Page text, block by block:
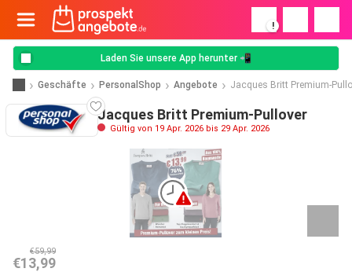
!
Laden Sie unsere App herunter 📲
Geschäfte PersonalShop Angebote Jacques Britt Premium-
Jacques Britt Premium-Pullover
Gültig von 19 Apr. 2026 bis 29 Apr. 2026
€59,99
€13,99